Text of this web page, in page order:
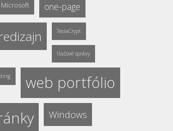
Microsoft one-page
TeslaCrypt
tlačové správy
web portfólio
Windows